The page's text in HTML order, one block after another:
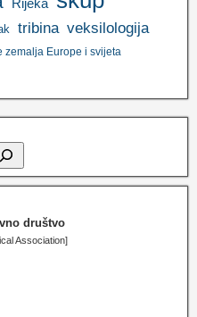
Rijeka
tribina veksilologija
zemalja Europe i svijeta
društvo
Association]